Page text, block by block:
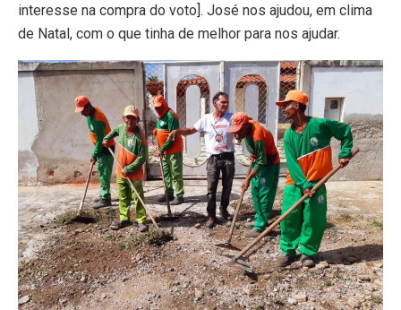
interesse na compra do voto]. José nos ajudou, em clima
de Natal, com o que tinha de melhor para nos ajudar.